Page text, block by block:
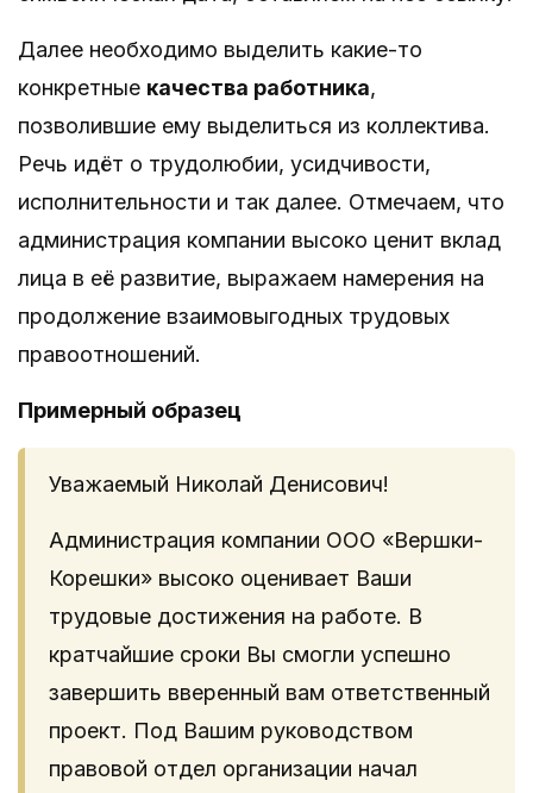
Далее необходимо выделить какие-то
конкретные качества работника,
позволившие ему выделиться из коллектива.
Речь идёт о трудолюбии, усидчивости,
исполнительности и так далее. Отмечаем, что
администрация компании высоко ценит вклад
лица в её развитие, выражаем намерения на
продолжение взаимовыгодных трудовых
правоотношений.
Примерный образец
Уважаемый Николай Денисович!
Администрация компании ООО «Вершки-
Корешки» высоко оценивает Ваши
трудовые достижения на работе. В
кратчайшие сроки Вы смогли успешно
завершить вверенный вам ответственный
проект. Под Вашим руководством
правовой отдел организации начал